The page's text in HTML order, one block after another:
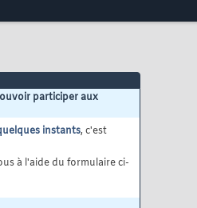
participer aux
instants, c'est
à l'aide du formulaire ci-